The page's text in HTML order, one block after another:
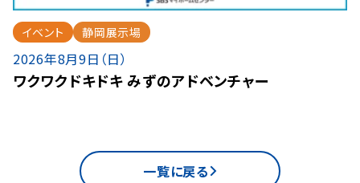
イベント 静岡展示場
2026年8月9日（日）
ワクワクドキドキ みずのアドベンチャー
一覧に戻る